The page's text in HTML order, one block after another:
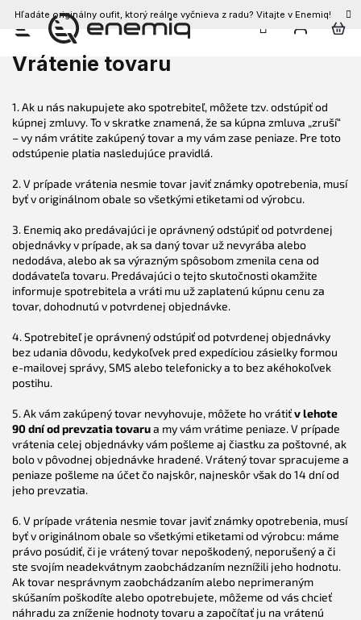
Prejsť
obsah
Hľadáte originálny oufit, ktorý reálne vyčnieva z radu? Vitajte v Enemiq!
Vrátenie tovaru
1. Ak u nás nakupujete ako spotrebiteľ, môžete tzv. odstúpiť od
kúpnej zmluvy. To v skratke znamená, že sa kúpna zmluva „zruší“
– vy nám vrátite zakúpený tovar a my vám zase peniaze. Pre toto
odstúpenie platia nasledujúce pravidlá.
2. V prípade vrátenia nesmie tovar javiť známky opotrebenia, musí
byť v originálnom obale so všetkými etiketami od výrobcu.
3. Enemiq ako predávajúci je oprávnený odstúpiť od potvrdenej
objednávky v prípade, ak sa daný tovar už nevyrába alebo
nedodáva, alebo ak sa výrazným spôsobom zmenila cena od
dodávateľa tovaru. Predávajúci o tejto skutočnosti okamžite
informuje spotrebitela a vráti mu už zaplatenú kúpnu cenu za
tovar, dohodnutú v potvrdenej objednávke.
4. Spotrebiteľ je oprávnený odstúpiť od potvrdenej objednávky
bez udania dôvodu, kedykoľvek pred expedíciou zásielky formou
e-mailovej správy, SMS alebo telefonicky a to bez akéhokoľvek
postihu.
5. Ak vám zakúpený tovar nevyhovuje, môžete ho vrátiťv lehote
90 dní od prevzatia tovarua my vám vrátime peniaze. V prípade
vrátenia celej objednávky vám pošleme aj čiastku za poštovné, ak
bolo v pôvodnej objednávke hradené. Vrátený tovar spracujeme a
peniaze pošleme na účet čo najskôr, najneskôr však do 14 dní od
jeho prevzatia.
6. V prípade vrátenia nesmie tovar javiť známky opotrebenia, musí
byť v originálnom obale so všetkými etiketami od výrobcu: máme
právo posúdiť, či je vrátený tovar nepoškodený, neporušený a či
ste svojím neadekvátnym zaobchádzaním neznížili jeho hodnotu.
Ak tovar nesprávnym zaobchádzaním alebo neprimeraným
skúšaním poškodíte alebo opotrebujete, môžeme od vás chcieť
náhradu za zníženie hodnoty tovaru a započítať ju na vrátenú